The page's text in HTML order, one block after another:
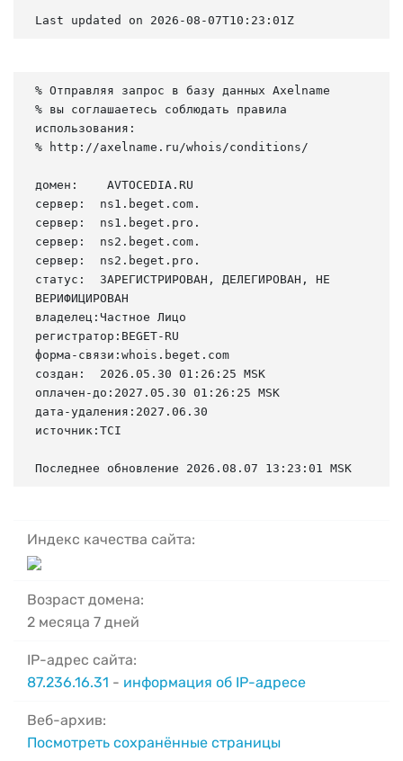
Last updated on 2026-08-07T10:23:01Z
% Отправляя запрос в базу данных Axelname
% вы соглашаетесь соблюдать правила
использования:
% http://axelname.ru/whois/conditions/
домен:    AVTOCEDIA.RU
сервер:  ns1.beget.com.
сервер:  ns1.beget.pro.
сервер:  ns2.beget.com.
сервер:  ns2.beget.pro.
статус:  ЗАРЕГИСТРИРОВАН, ДЕЛЕГИРОВАН, НЕ
ВЕРИФИЦИРОВАН
владелец:Частное Лицо
регистратор:BEGET-RU
форма-связи:whois.beget.com
создан:  2026.05.30 01:26:25 MSK
оплачен-до:2027.05.30 01:26:25 MSK
дата-удаления:2027.06.30
источник:TCI
Последнее обновление 2026.08.07 13:23:01 MSK
Индекс качества сайта:
Возраст домена:
2 месяца 7 дней
IP-адрес сайта:
87.236.16.31 - информация об IP-адресе
Веб-архив:
Посмотреть сохранённые страницы